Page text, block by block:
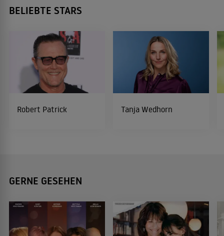
BELIEBTE STARS
Robert Patrick Tanja Wedhorn
GERNE GESEHEN